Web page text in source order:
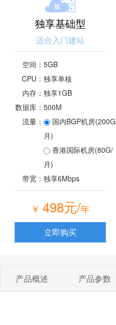
独享基础型
适合入门建站
空间： 5GB
CPU： 独享单核
内存： 独享1GB
数据库： 500M
流量：
国内BGP机房
月)
香港国际机房(80G/
月)
带宽： 独享6Mbps
￥ 498元/年
立即购买
产品概述 产品参数